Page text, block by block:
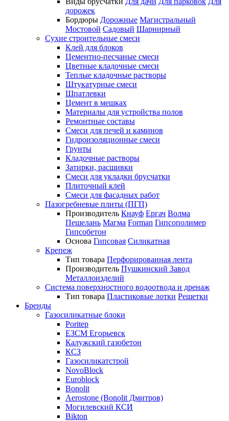
дорожек
Бордюры Дорожные Магистральный
Мостовой Садовый Шарнирный
Сухие строительные смеси
Клей для блоков
Цементно-песчаные смеси
Цветные кладочные смеси
Теплые кладочные растворы
Штукатурные смеси
Шпатлевки
Цемент в мешках
Материалы для устройства полов
Ремонтные составы
Смеси для печей и каминов
Гидроизоляционные смеси
Грунты
Кладочные растворы
Затирки, расшивки
Смеси для укладки брусчатки
Плиточный клей
Смеси для фасадных работ
Пазогребневые плиты (ПГП)
Производитель Кнауф Ергач Волма
Пешелань Магма Forman Гипсополимер
Гипсобетон
Основа Гипсовая Силикатная
Крепеж
Тип товара Перфорированная лента
Производитель Пушкинский Завод
Металлоизделий
Система поверхностного водоотвода и дренаж
Тип товара Пластиковые лотки Решетки
Бренды
Газосиликатные блоки
Poritep
ЕЗСМ Егорьевск
Калужский газобетон
КСЗ
Газосиликатстрой
NovoBlock
Euroblock
Bonolit
Aerostone (Bonolit Дмитров)
Могилевский КСИ
Bikton